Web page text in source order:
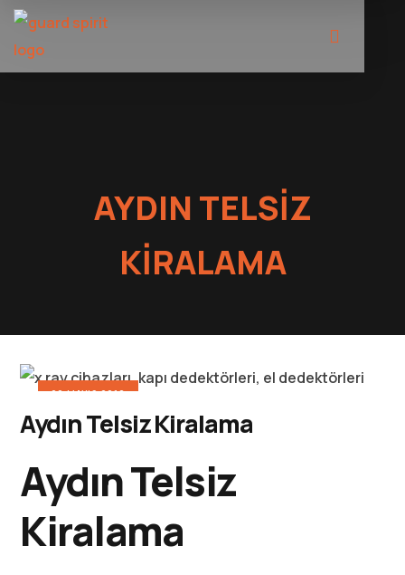
AYDIN TELSIZ
KIRALAMA
20 MAYIS 2016
Aydın Telsiz Kiralama
Aydın Telsiz
Kiralama